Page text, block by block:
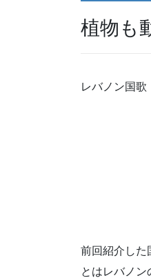
植物も
レバノン国歌
前回紹介した
とはレバノ